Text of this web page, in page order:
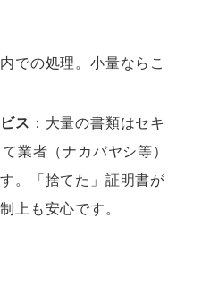
内での処理。小量ならこ
ス ：大量の書類はセキ
業者（ナカバヤシ等）
。「捨てた」証明書が
上も安心です。